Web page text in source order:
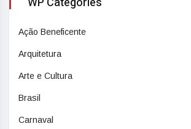
Ação Beneficente
Arquitetura
Arte e Cultura
Brasil
Carnaval